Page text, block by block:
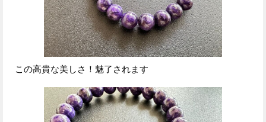
この高貴な美しさ！魅了されます